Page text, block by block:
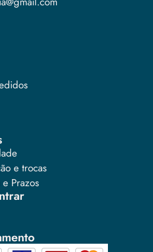
e trocas
Prazos